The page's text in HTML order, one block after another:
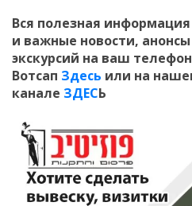
Вся полезная
и важные новости,
экскурсий на ваш телефон
Вотсап Здесь или на
канале ЗДЕСЬ